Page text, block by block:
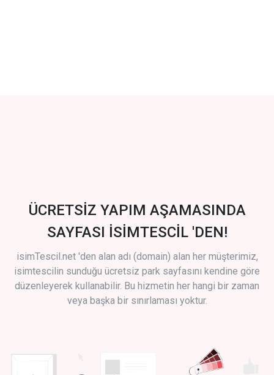
ÜCRETSİZ YAPIM AŞAMASINDA
SAYFASI İSİMTESCİL 'DEN!
isimTescil.net 'den alan adı (domain) alan her müşterimiz,
isimtescilin sunduğu ücretsiz park sayfasını kendine göre
düzenleyerek kullanabilir. Bu hizmetin her hangi bir zaman
veya başka bir sınırlaması yoktur.